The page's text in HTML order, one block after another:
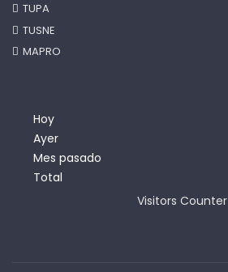
TUPA
TUSNE
MAPRO
Hoy
Ayer
Mes pasado
Total
Visitors Counter